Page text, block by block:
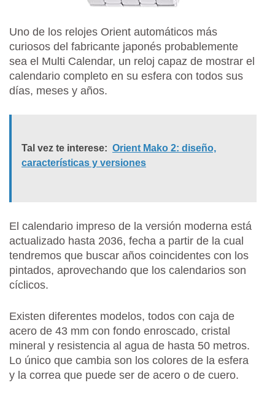
Uno de los relojes Orient automáticos más
curiosos del fabricante japonés probablemente
sea el Multi Calendar, un reloj capaz de mostrar el
calendario completo en su esfera con todos sus
días, meses y años.
Tal vez te interese: Orient Mako 2: diseño,
características y versiones
El calendario impreso de la versión moderna está
actualizado hasta 2036, fecha a partir de la cual
tendremos que buscar años coincidentes con los
pintados, aprovechando que los calendarios son
cíclicos.
Existen diferentes modelos, todos con caja de
acero de 43 mm con fondo enroscado, cristal
mineral y resistencia al agua de hasta 50 metros.
Lo único que cambia son los colores de la esfera
y la correa que puede ser de acero o de cuero.